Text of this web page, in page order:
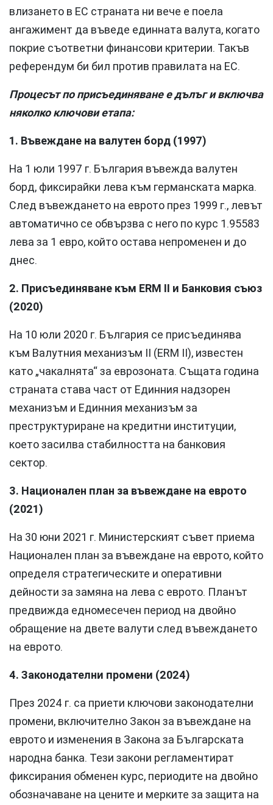
влизането в ЕС страната ни вече е поела
ангажимент да въведе единната валута, когато
покрие съответни финансови критерии. Такъв
референдум би бил против правилата на ЕС.
Процесът по присъединяване е дълъг и включва
няколко ключови етапа:
1. Въвеждане на валутен борд (1997)
На 1 юли 1997 г. България въвежда валутен
борд, фиксирайки лева към германската марка.
След въвеждането на еврото през 1999 г., левът
автоматично се обвързва с него по курс 1.95583
лева за 1 евро, който остава непроменен и до
днес.
2. Присъединяване към ERM II и Банковия съюз
(2020)
На 10 юли 2020 г. България се присъединява
към Валутния механизъм II (ERM II), известен
като „чакалнята“ за еврозоната. Същата година
страната става част от Единния надзорен
механизъм и Единния механизъм за
преструктуриране на кредитни институции,
което засилва стабилността на банковия
сектор.
3. Национален план за въвеждане на еврото
(2021)
На 30 юни 2021 г. Министерският съвет приема
Национален план за въвеждане на еврото, който
определя стратегическите и оперативни
дейности за замяна на лева с еврото. Планът
предвижда едномесечен период на двойно
обращение на двете валути след въвеждането
на еврото.
4. Законодателни промени (2024)
През 2024 г. са приети ключови законодателни
промени, включително Закон за въвеждане на
еврото и изменения в Закона за Българската
народна банка. Тези закони регламентират
фиксирания обменен курс, периодите на двойно
обозначаване на цените и мерките за защита на